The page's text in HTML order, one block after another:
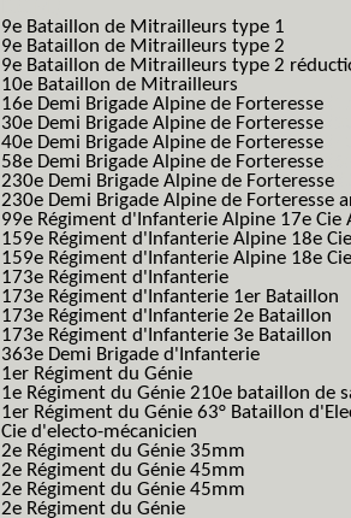
9e Bataillon de Mitrailleurs type 1
9e Bataillon de Mitrailleurs type 2
9e Bataillon de Mitrailleurs type 2
10e Bataillon de Mitrailleurs
16e Demi Brigade Alpine de Forteresse
30e Demi Brigade Alpine de Forteresse
40e Demi Brigade Alpine de Forteresse
58e Demi Brigade Alpine de Forteresse
230e Demi Brigade Alpine de Forteresse
230e Demi Brigade Alpine de Forteresse
99e Régiment d'Infanterie Alpine 17e
159e Régiment d'Infanterie Alpine 18e
159e Régiment d'Infanterie Alpine 18e
173e Régiment d'Infanterie
173e Régiment d'Infanterie 1er Bataillon
173e Régiment d'Infanterie 2e Bataillon
173e Régiment d'Infanterie 3e Bataillon
363e Demi Brigade d'Infanterie
1er Régiment du Génie
1e Régiment du Génie 210e bataillon de
1er Régiment du Génie 63° Bataillon
Cie d'electo-mécanicien
2e Régiment du Génie 35mm
2e Régiment du Génie 45mm
2e Régiment du Génie 45mm
2e Régiment du Génie